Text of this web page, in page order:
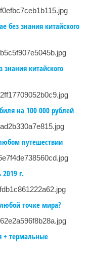
без знания китайского
китайского
на 100 000 рублей
путешествии
г.
точке мира?
+ термальные